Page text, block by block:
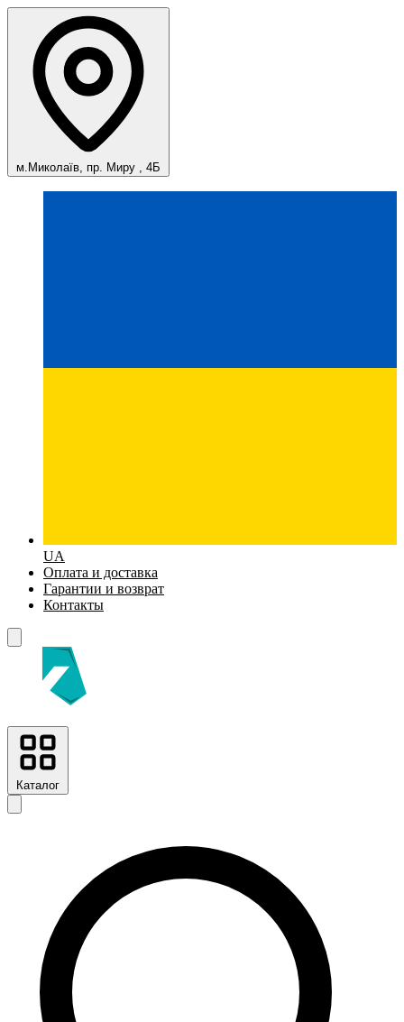
м.Миколаїв, пр. Миру , 4Б
UA
Оплата и доставка
Гарантии и возврат
Контакты
Каталог